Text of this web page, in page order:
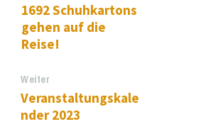
1692 Schuhkartons
gehen auf die
Reise!
Weiter
Veranstaltungskale
nder 2023